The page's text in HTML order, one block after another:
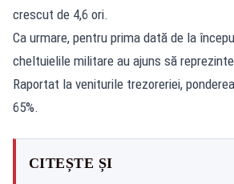
crescut de 4,6 ori.
Ca urmare, pentru prima dată de la
cheltuielile militare au ajuns să
Raportat la veniturile trezoreriei,
65%.
CITEȘTE ȘI